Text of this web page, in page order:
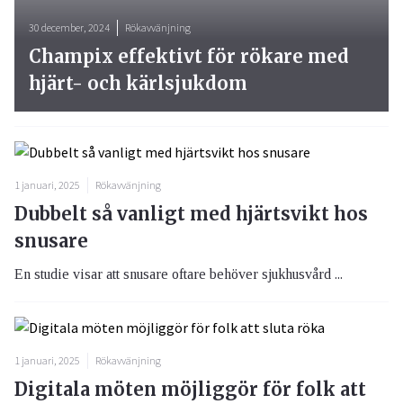
1 januari, 2025 Rökavvänjning
Dubbelt så vanligt med hjärtsvikt hos
snusare
En studie visar att snusare oftare behöver sjukhusvård ...
1 januari, 2025 Rökavvänjning
Digitala möten möjliggör för folk att
30 december, 2024 Rökavvänjning
Champix effektivt för rökare med
hjärt- och kärlsjukdom